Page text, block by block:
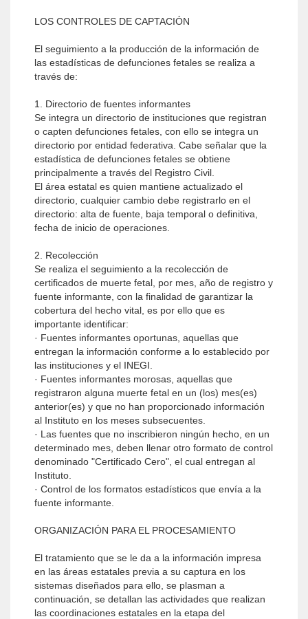
LOS CONTROLES DE CAPTACIÓN
El seguimiento a la producción de la información de
las estadísticas de defunciones fetales se realiza a
través de:
1. Directorio de fuentes informantes
Se integra un directorio de instituciones que registran
o capten defunciones fetales, con ello se integra un
directorio por entidad federativa. Cabe señalar que la
estadística de defunciones fetales se obtiene
principalmente a través del Registro Civil.
El área estatal es quien mantiene actualizado el
directorio, cualquier cambio debe registrarlo en el
directorio: alta de fuente, baja temporal o definitiva,
fecha de inicio de operaciones.
2. Recolección
Se realiza el seguimiento a la recolección de
certificados de muerte fetal, por mes, año de registro y
fuente informante, con la finalidad de garantizar la
cobertura del hecho vital, es por ello que es
importante identificar:
· Fuentes informantes oportunas, aquellas que
entregan la información conforme a lo establecido por
las instituciones y el INEGI.
· Fuentes informantes morosas, aquellas que
registraron alguna muerte fetal en un (los) mes(es)
anterior(es) y que no han proporcionado información
al Instituto en los meses subsecuentes.
· Las fuentes que no inscribieron ningún hecho, en un
determinado mes, deben llenar otro formato de control
denominado "Certificado Cero", el cual entregan al
Instituto.
· Control de los formatos estadísticos que envía a la
fuente informante.
ORGANIZACIÓN PARA EL PROCESAMIENTO
El tratamiento que se le da a la información impresa
en las áreas estatales previa a su captura en los
sistemas diseñados para ello, se plasman a
continuación, se detallan las actividades que realizan
las coordinaciones estatales en la etapa del